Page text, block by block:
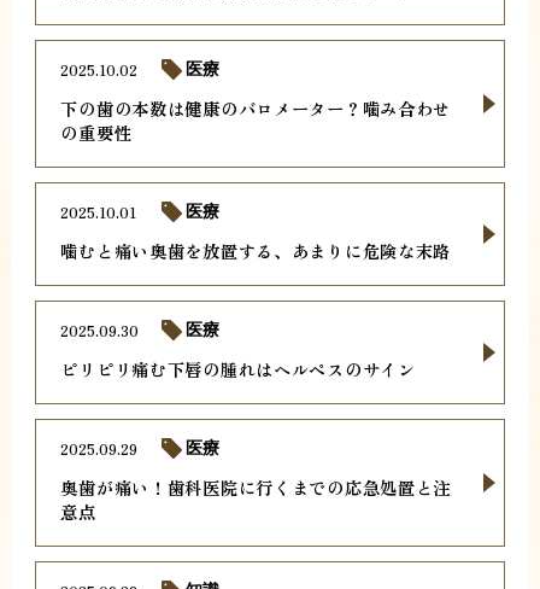
下の歯の本数は健康のバロメーター？噛み合わせ
の重要性
2025.10.02 医療
噛むと痛い奥歯を放置する、あまりに危険な末路
2025.10.01 医療
ピリピリ痛む下唇の腫れはヘルペスのサイン
2025.09.30 医療
奥歯が痛い！歯科医院に行くまでの応急処置と注
意点
2025.09.29 医療